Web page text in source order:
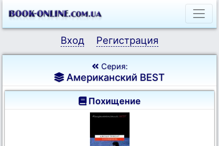
Вход Регистрация
Серия:
Американский BEST
Похищение